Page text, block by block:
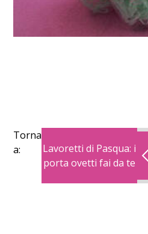
Torna
a:
Lavoretti di Pasqua: i
porta ovetti fai da te